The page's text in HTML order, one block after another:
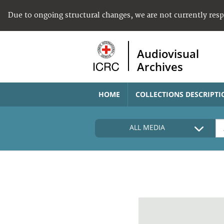
Due to ongoing structural changes, we are not currently
Audiovisual
Archives
HOME COLLECTIONS
ALL MEDIA